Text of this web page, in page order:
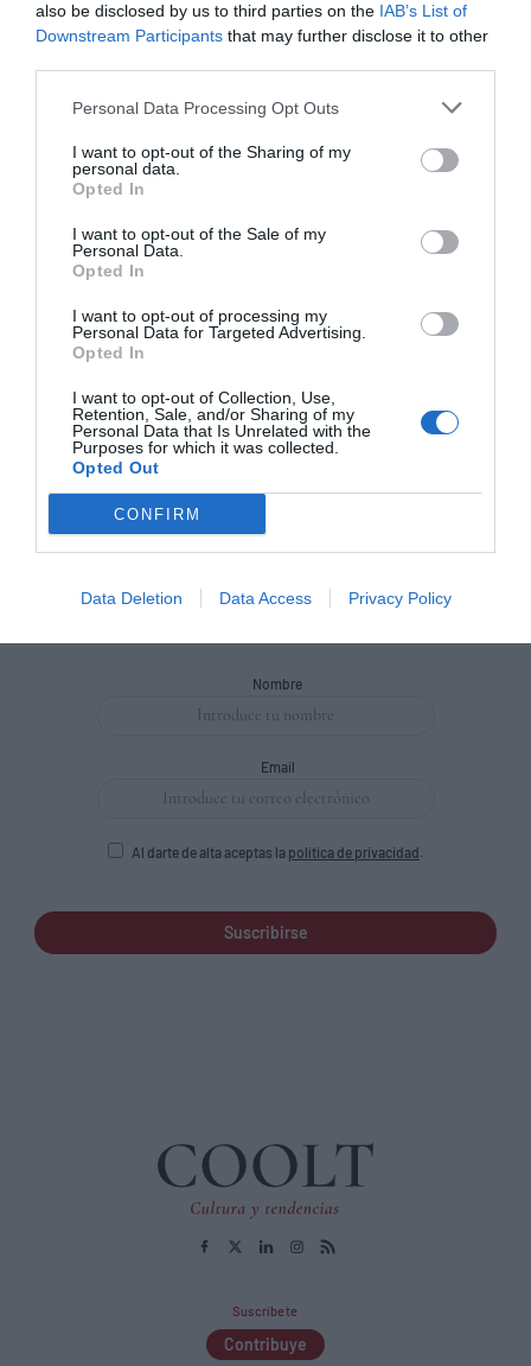
also be disclosed by us to third parties on the IAB’s List of
Downstream Participants that may further disclose it to other
Personal Data Processing Opt Outs
I want to opt-out of the Sharing of my
personal data.
Opted In
I want to opt-out of the Sale of my
Personal Data.
Opted In
I want to opt-out of processing my
Personal Data for Targeted Advertising.
Opted In
I want to opt-out of Collection, Use,
Retention, Sale, and/or Sharing of my
Personal Data that Is Unrelated with the
Purposes for which it was collected.
Opted Out
CONFIRM
Data Deletion Data Access Privacy Policy
LO MÁS LEÍDO
Las reglas de Alejandro Cartagena
El hotel de las leyendas
Recibe las mejores historias de COOLT en tu correo
Nombre
Email
Al darte de alta aceptas la política de privacidad.
Suscribirse
Suscríbete
Contribuye